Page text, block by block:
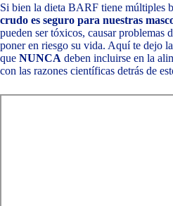
Si bien la dieta BARF tiene múltiples
crudo es seguro para nuestras
pueden ser tóxicos, causar problemas
poner en riesgo su vida. Aquí te dejo
que NUNCA deben incluirse en la
con las razones científicas detrás de